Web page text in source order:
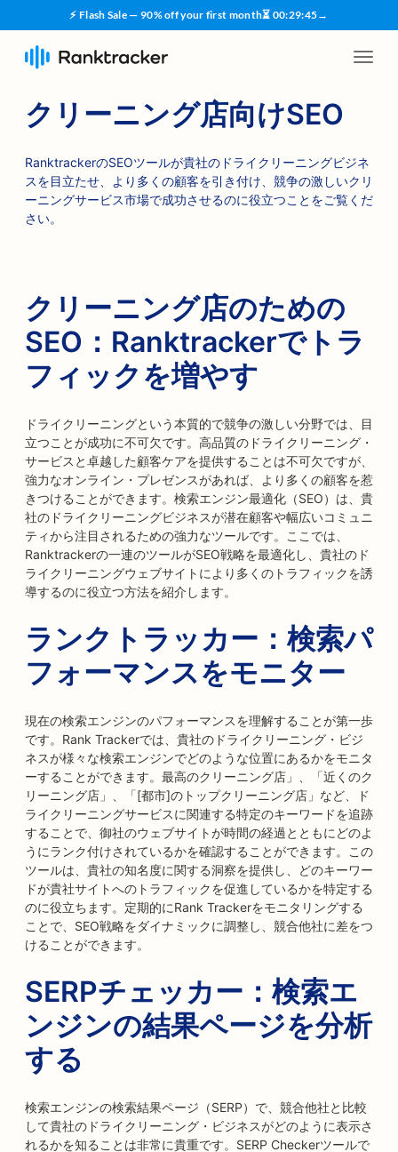
⚡ Flash Sale — 90% off your first month⏳ 00:29:44→
クリーニング店向けSEO
RanktrackerのSEOツールが貴社のドライクリーニングビジネ
スを目立たせ、より多くの顧客を引き付け、競争の激しいクリ
ーニングサービス市場で成功させるのに役立つことをご覧くだ
さい。
クリーニング店のための
SEO：Ranktrackerでトラ
フィックを増やす
ドライクリーニングという本質的で競争の激しい分野では、目
立つことが成功に不可欠です。高品質のドライクリーニング・
サービスと卓越した顧客ケアを提供することは不可欠ですが、
強力なオンライン・プレゼンスがあれば、より多くの顧客を惹
きつけることができます。検索エンジン最適化（SEO）は、貴
社のドライクリーニングビジネスが潜在顧客や幅広いコミュニ
ティから注目されるための強力なツールです。ここでは、
Ranktrackerの一連のツールがSEO戦略を最適化し、貴社のド
ライクリーニングウェブサイトにより多くのトラフィックを誘
導するのに役立つ方法を紹介します。
ランクトラッカー：検索パ
フォーマンスをモニター
現在の検索エンジンのパフォーマンスを理解することが第一歩
です。Rank Trackerでは、貴社のドライクリーニング・ビジ
ネスが様々な検索エンジンでどのような位置にあるかをモニタ
ーすることができます。最高のクリーニング店」、「近くのク
リーニング店」、「[都市]のトップクリーニング店」など、ド
ライクリーニングサービスに関連する特定のキーワードを追跡
することで、御社のウェブサイトが時間の経過とともにどのよ
うにランク付けされているかを確認することができます。この
ツールは、貴社の知名度に関する洞察を提供し、どのキーワー
ドが貴社サイトへのトラフィックを促進しているかを特定する
のに役立ちます。定期的にRank Trackerをモニタリングする
ことで、SEO戦略をダイナミックに調整し、競合他社に差をつ
けることができます。
SERPチェッカー：検索エ
ンジンの結果ページを分析
する
検索エンジンの検索結果ページ（SERP）で、競合他社と比較
して貴社のドライクリーニング・ビジネスがどのように表示さ
れるかを知ることは非常に貴重です。SERP Checkerツールで